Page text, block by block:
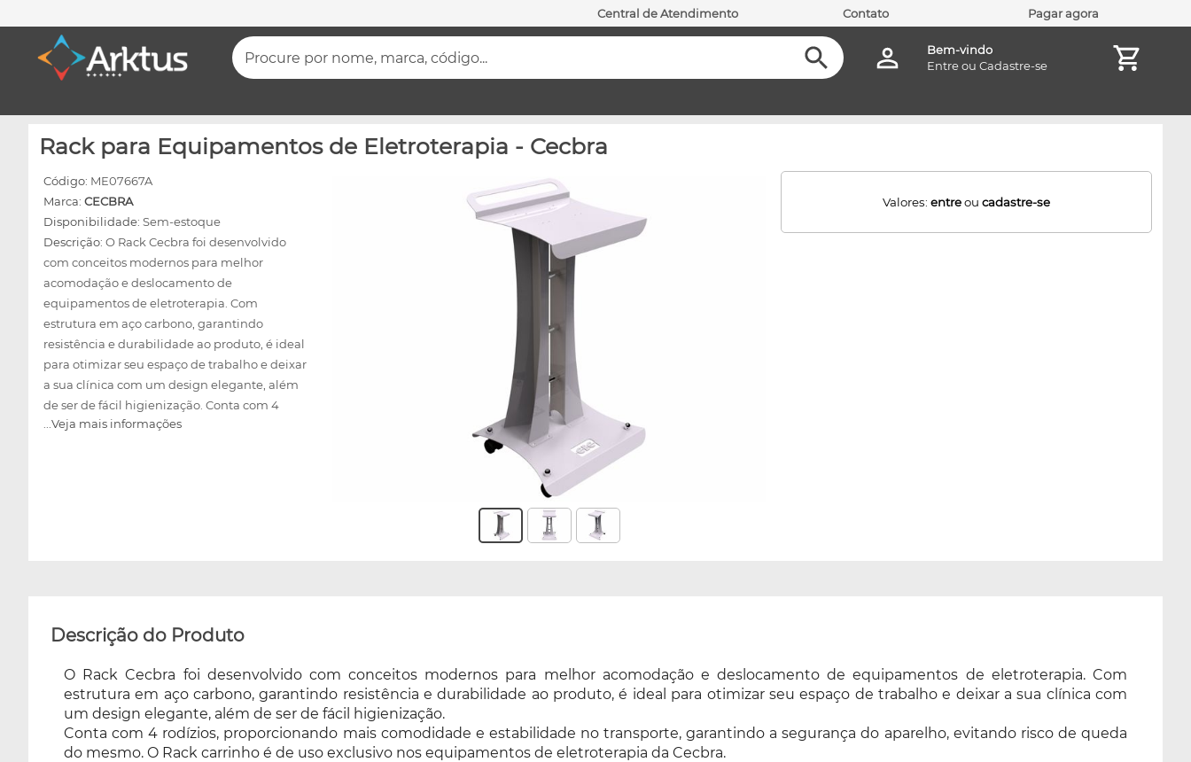
Central de Atendimento Contato Pagar agora
Procure por nome, marca, código...
Bem-vindo
Entreou Cadastre-se
Rack para Equipamentos de Eletroterapia - Cecbra
Código: ME07667A
Marca: CECBRA
Disponibilidade: Sem-estoque
Descrição: O Rack Cecbra foi desenvolvido
com conceitos modernos para melhor
acomodação e deslocamento de
equipamentos de eletroterapia. Com
estrutura em aço carbono, garantindo
resistência e durabilidade ao produto, é ideal
para otimizar seu espaço de trabalho e deixar
a sua clínica com um design elegante, além
de ser de fácil higienização. Conta com 4
rodízios, proporcionando mais comodidade e
...Veja mais informações
Valores:entreoucadastre-se
Descrição do Produto
O Rack Cecbra foi desenvolvido com conceitos modernos para melhor acomodação e deslocamento de equipamentos de eletroterapia. Com
estrutura em aço carbono, garantindo resistência e durabilidade ao produto, é ideal para otimizar seu espaço de trabalho e deixar a sua clínica com
um design elegante, além de ser de fácil higienização.
Conta com 4 rodízios, proporcionando mais comodidade e estabilidade no transporte, garantindo a segurança do aparelho, evitando risco de queda
do mesmo. O Rack carrinho é de uso exclusivo nos equipamentos de eletroterapia da Cecbra.